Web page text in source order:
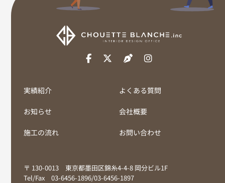
実績紹介 よくある質問
お知らせ 会社概要
施工の流れ お問い合わせ
〒 130-0013 東京都墨田区錦糸4-4-8 岡分ビル1F
Tel/Fax 03-6456-1896/03-6456-1897